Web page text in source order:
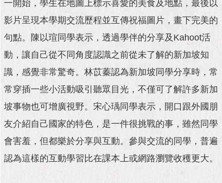
台
通
陳
情
統
民
參
與
專
一開始，學生在地圖上標示喜愛的美食及地點，最後以
影片呈現本學期交流歷程並互傳祝福圖片，畫下完美的
句點。陳以瑄同學表示，透過學伴的分享及Kahoot活
動，讓自己從不同角度認識之前從未了解的新加坡知
識，感覺非常驚奇。林苡蓁認為新加坡同學分享時，常
常穿插一些小活動吸引聽眾目光，不僅可了解許多新加
坡事物也可增廣視野。宋心瑀同學表示，開口跟外國朋
友介紹自己國家的特色，是一件很挑戰的事，雖然同學
會害羞，但都樂於分享與互動。參與交流的同學，普遍
認為這樣的互動學習比在課本上或網路瀏覽收穫更大。